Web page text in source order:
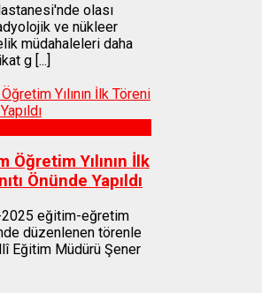
olası
ve nükleer
müdahaleleri daha
g [...]
Yılının İlk
Önünde Yapıldı
2025 eğitim-eğretim
düzenlenen törenle
Eğitim Müdürü Şener